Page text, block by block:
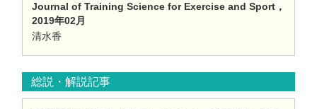
Journal of Training Science for Exercise and Sport，
2019年02月
清水香
総説・解説記事